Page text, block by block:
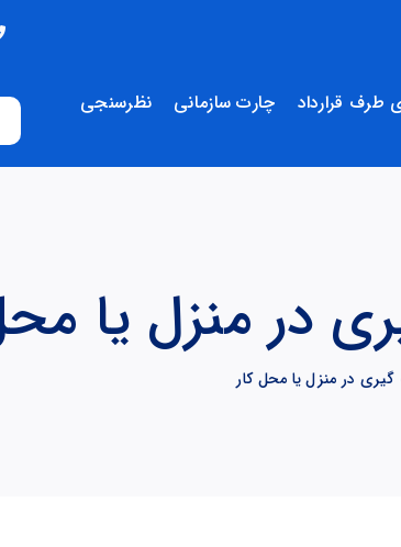
طرف قرارداد چارت سازمانی
نظرسنجی
در منزل یا
در منزل یا محل کار